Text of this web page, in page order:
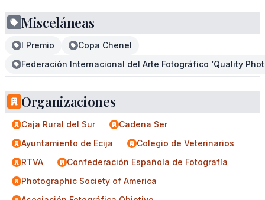
Misceláneas
I Premio
Copa Chenel
Federación Internacional del Arte Fotográfico ‘Quality
Organizaciones
Caja Rural del Sur
Cadena Ser
Ayuntamiento de Ecija
Colegio de Veterinarios
RTVA
Confederación Española de Fotografía
Photographic Society of America